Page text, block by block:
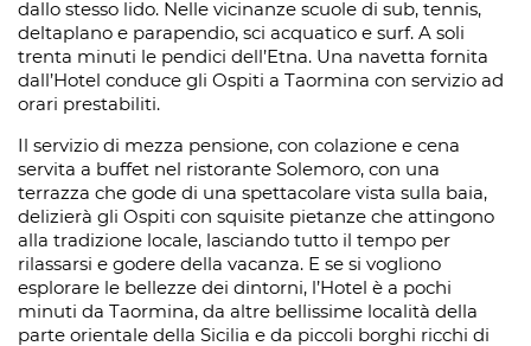
dallo stesso lido. Nelle vicinanze scuole di sub, tennis,
deltaplano e parapendio, sci acquatico e surf. A soli
trenta minuti le pendici dell’Etna. Una navetta fornita
dall’Hotel conduce gli Ospiti a Taormina con servizio ad
orari prestabiliti.
Il servizio di mezza pensione, con colazione e cena
servita a buffet nel ristorante Solemoro, con una
terrazza che gode di una spettacolare vista sulla baia,
delizierà gli Ospiti con squisite pietanze che attingono
alla tradizione locale, lasciando tutto il tempo per
rilassarsi e godere della vacanza. E se si vogliono
esplorare le bellezze dei dintorni, l’Hotel è a pochi
minuti da Taormina, da altre bellissime località della
parte orientale della Sicilia e da piccoli borghi ricchi di